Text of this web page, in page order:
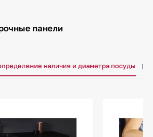
панели
наличия и диаметра посуды